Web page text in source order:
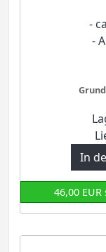
-
-
In
46,00